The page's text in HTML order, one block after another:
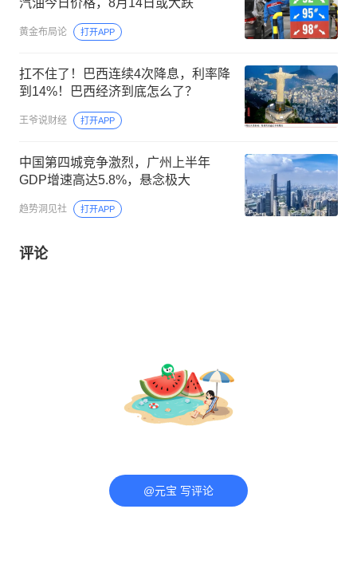
汽油今日价格，8月14日或大跌
黄金布局论 打开APP
扛不住了！巴西连续4次降息，利率降
到14%！巴西经济到底怎么了？
王爷说财经 打开APP
中国第四城竞争激烈，广州上半年
GDP增速高达5.8%，悬念极大
趋势洞见社 打开APP
评论
@元宝 写评论